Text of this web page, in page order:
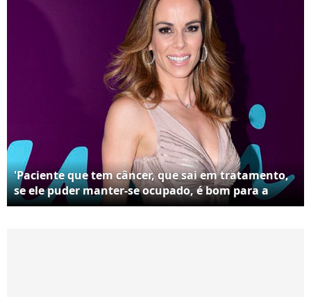
'Paciente que tem câncer, que sai em tratamento,
se ele puder manter-se ocupado, é bom para a
cabeça dele, porque aí ele acaba por conseguir